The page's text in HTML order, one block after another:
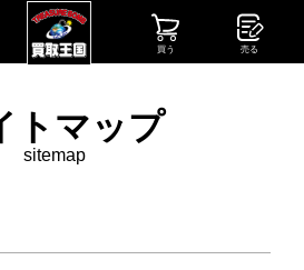
買う 売る
トマップ
sitemap